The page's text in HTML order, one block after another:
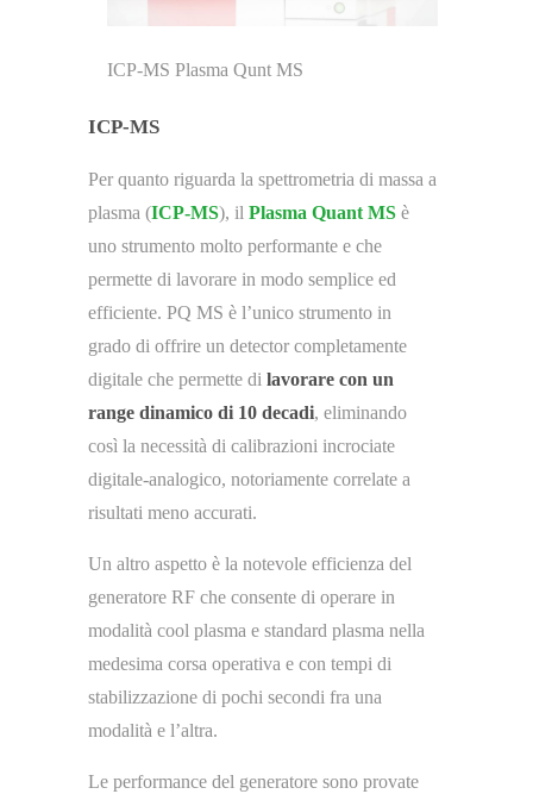
ICP-MS Plasma Qunt MS
ICP-MS
Per quanto riguarda la spettrometria di massa a
plasma (ICP-MS), il Plasma Quant MS è
uno strumento molto performante e che
permette di lavorare in modo semplice ed
efficiente. PQ MS è l’unico strumento in
grado di offrire un detector completamente
digitale che permette di lavorare con un
range dinamico di 10 decadi, eliminando
così la necessità di calibrazioni incrociate
digitale-analogico, notoriamente correlate a
risultati meno accurati.
Un altro aspetto è la notevole efficienza del
generatore RF che consente di operare in
modalità cool plasma e standard plasma nella
medesima corsa operativa e con tempi di
stabilizzazione di pochi secondi fra una
modalità e l’altra.
Le performance del generatore sono provate